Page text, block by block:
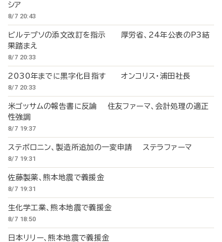
シア
8/7 20:43
ビルテプソの添文改訂を指示 厚労省、24年公表のP3結
果踏まえ
8/7 20:33
2030年までに黒字化目指す オンコリス・浦田社長
8/7 20:33
米ゴッサムの報告書に反論 住友ファーマ、会計処理の適正
性強調
8/7 19:37
ステボロニン、製造所追加の一変申請 ステラファーマ
8/7 19:31
佐藤製薬、熊本地震で義援金
8/7 19:31
生化学工業、熊本地震で義援金
8/7 18:50
日本リリー、熊本地震で義援金